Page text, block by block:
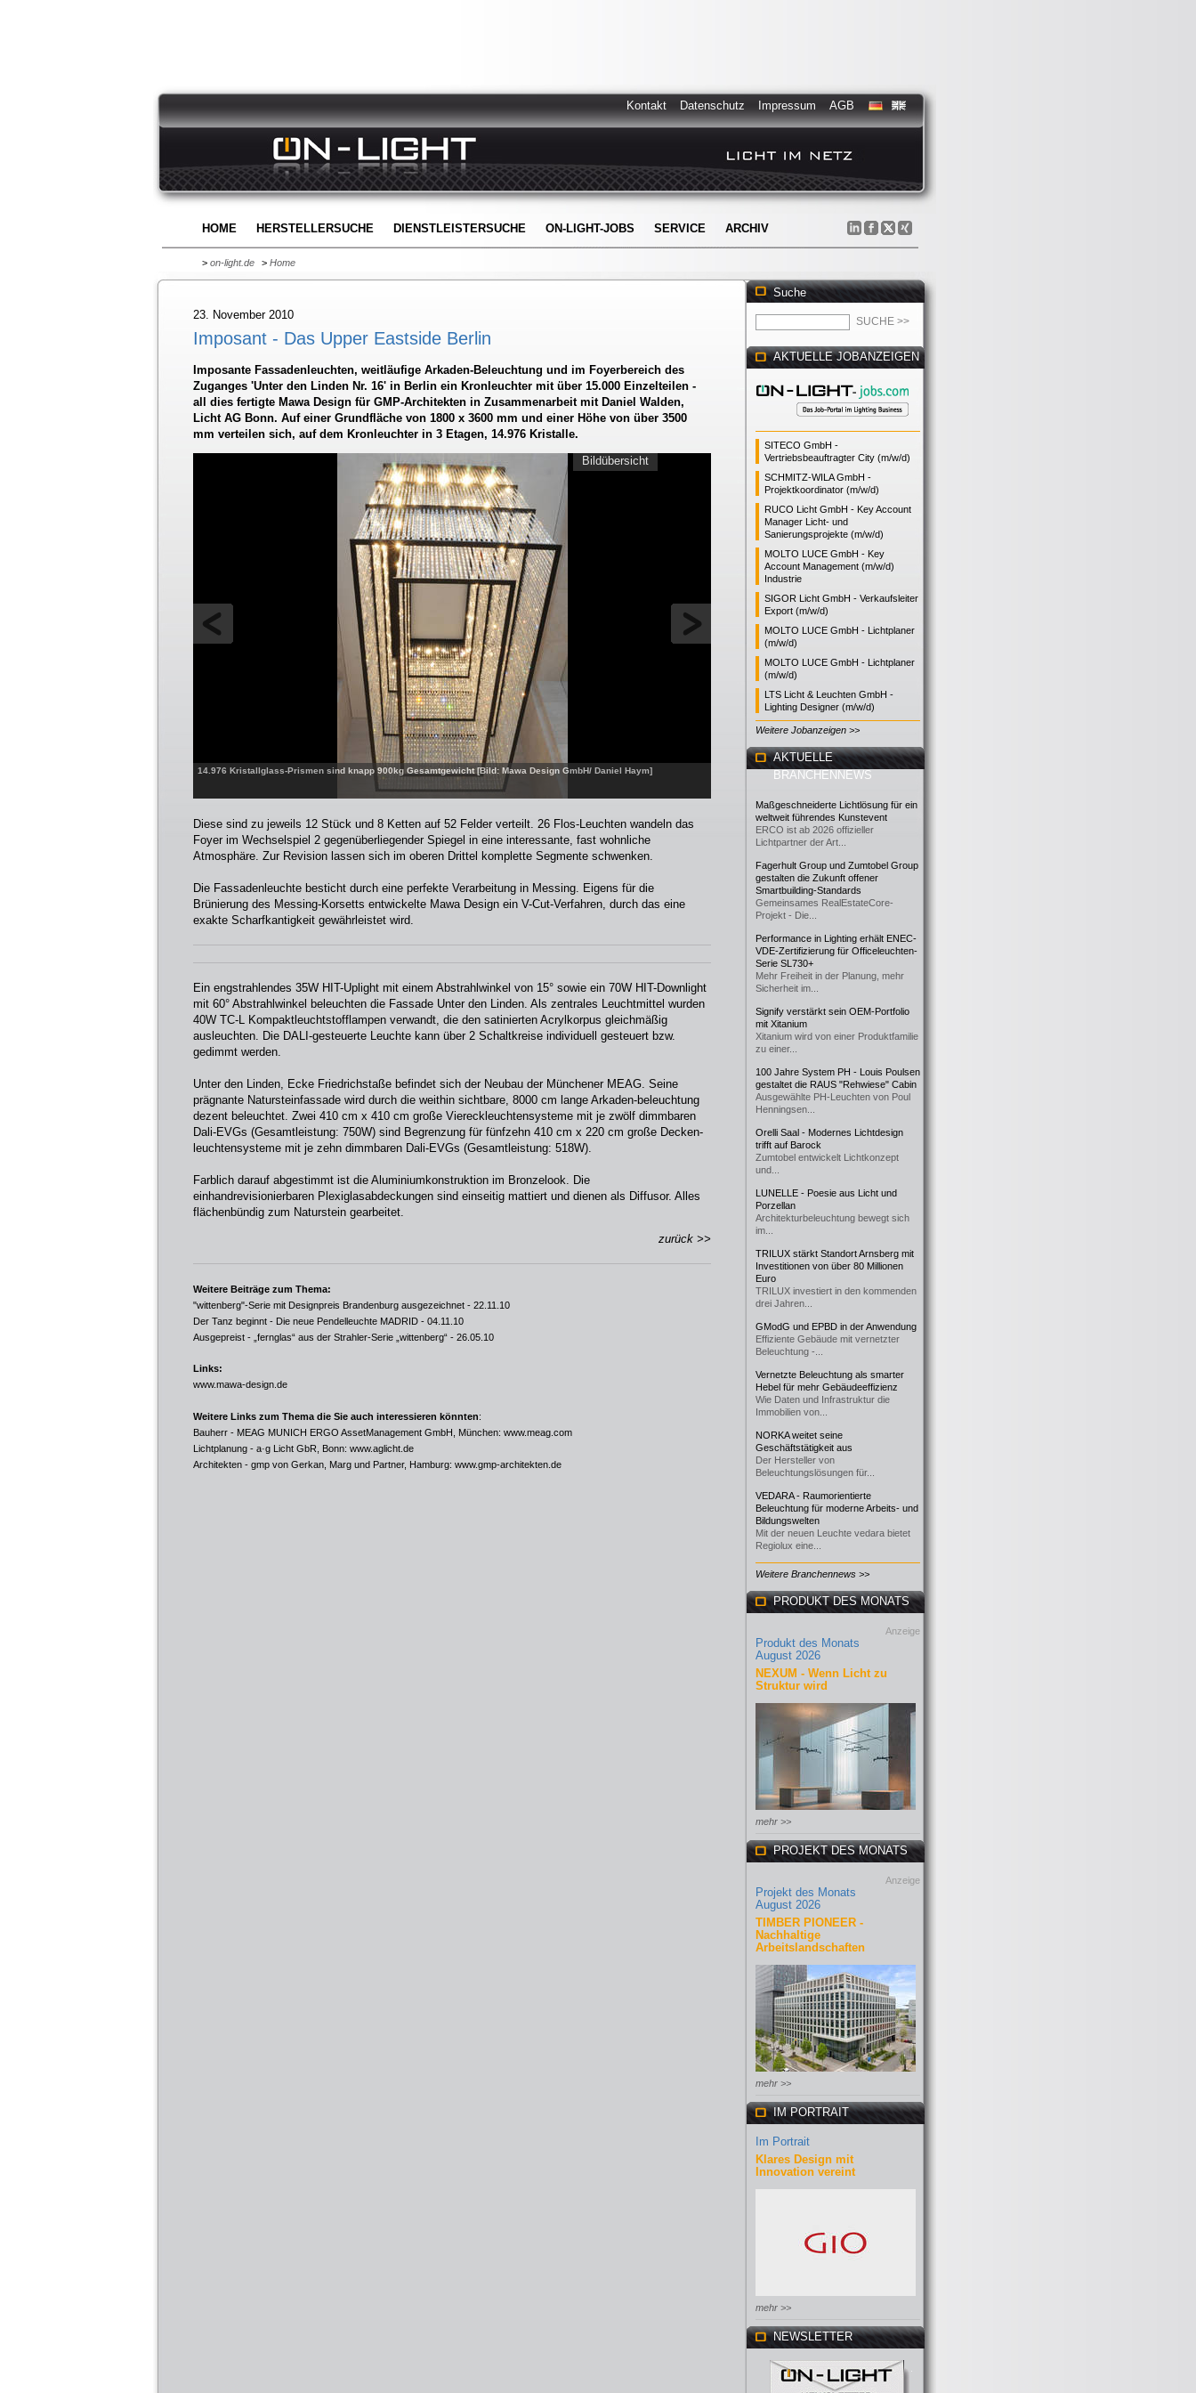
Kontakt Datenschutz Impressum AGB
HOME HERSTELLERSUCHE DIENSTLEISTERSUCHE ON-LIGHT-JOBS SERVICE ARCHIV
> on-light.de > Home
23. November 2010
Imposant - Das Upper Eastside Berlin
Imposante Fassadenleuchten, weitläufige Arkaden-Beleuchtung und im Foyerbereich des
Zuganges 'Unter den Linden Nr. 16' in Berlin ein Kronleuchter mit über 15.000 Einzelteilen -
all dies fertigte Mawa Design für GMP-Architekten in Zusammenarbeit mit Daniel Walden,
Licht AG Bonn. Auf einer Grundfläche von 1800 x 3600 mm und einer Höhe von über 3500
mm verteilen sich, auf dem Kronleuchter in 3 Etagen, 14.976 Kristalle.
14.976 Kristallglass-Prismen sind knapp 900kg Gesamtgewicht [Bild: Mawa Design GmbH/ Daniel Haym]
Bildübersicht
Diese sind zu jeweils 12 Stück und 8 Ketten auf 52 Felder verteilt. 26 Flos-Leuchten wandeln das
Foyer im Wechselspiel 2 gegenüberliegender Spiegel in eine interessante, fast wohnliche
Atmosphäre. Zur Revision lassen sich im oberen Drittel komplette Segmente schwenken.
Die Fassadenleuchte besticht durch eine perfekte Verarbeitung in Messing. Eigens für die
Brünierung des Messing-Korsetts entwickelte Mawa Design ein V-Cut-Verfahren, durch das eine
exakte Scharfkantigkeit gewährleistet wird.
Ein engstrahlendes 35W HIT-Uplight mit einem Abstrahlwinkel von 15° sowie ein 70W HIT-Downlight
mit 60° Abstrahlwinkel beleuchten die Fassade Unter den Linden. Als zentrales Leuchtmittel wurden
40W TC-L Kompaktleuchtstofflampen verwandt, die den satinierten Acrylkorpus gleichmäßig
ausleuchten. Die DALI-gesteuerte Leuchte kann über 2 Schaltkreise individuell gesteuert bzw.
gedimmt werden.
Unter den Linden, Ecke Friedrichstaße befindet sich der Neubau der Münchener MEAG. Seine
prägnante Natursteinfassade wird durch die weithin sichtbare, 8000 cm lange Arkaden-beleuchtung
dezent beleuchtet. Zwei 410 cm x 410 cm große Viereckleuchtensysteme mit je zwölf dimmbaren
Dali-EVGs (Gesamtleistung: 750W) sind Begrenzung für fünfzehn 410 cm x 220 cm große Decken-
leuchtensysteme mit je zehn dimmbaren Dali-EVGs (Gesamtleistung: 518W).
Farblich darauf abgestimmt ist die Aluminiumkonstruktion im Bronzelook. Die
einhandrevisionierbaren Plexiglasabdeckungen sind einseitig mattiert und dienen als Diffusor. Alles
flächenbündig zum Naturstein gearbeitet.
zurück >>
Weitere Beiträge zum Thema:
"wittenberg"-Serie mit Designpreis Brandenburg ausgezeichnet - 22.11.10
Der Tanz beginnt - Die neue Pendelleuchte MADRID - 04.11.10
Ausgepreist - „fernglas“ aus der Strahler-Serie „wittenberg“ - 26.05.10
Links:
www.mawa-design.de
Weitere Links zum Thema die Sie auch interessieren könnten:
Bauherr - MEAG MUNICH ERGO AssetManagement GmbH, München: www.meag.com
Lichtplanung - a·g Licht GbR, Bonn: www.aglicht.de
Architekten - gmp von Gerkan, Marg und Partner, Hamburg: www.gmp-architekten.de
Suche
AKTUELLE JOBANZEIGEN
SITECO GmbH -
Vertriebsbeauftragter City (m/w/d)
SCHMITZ-WILA GmbH -
Projektkoordinator (m/w/d)
RUCO Licht GmbH - Key Account
Manager Licht- und
Sanierungsprojekte (m/w/d)
MOLTO LUCE GmbH - Key
Account Management (m/w/d)
Industrie
SIGOR Licht GmbH - Verkaufsleiter
Export (m/w/d)
MOLTO LUCE GmbH - Lichtplaner
(m/w/d)
MOLTO LUCE GmbH - Lichtplaner
(m/w/d)
LTS Licht & Leuchten GmbH -
Lighting Designer (m/w/d)
Weitere Jobanzeigen >>
AKTUELLE
BRANCHENNEWS
Maßgeschneiderte Lichtlösung für ein
weltweit führendes Kunstevent
ERCO ist ab 2026 offizieller
Lichtpartner der Art...
Fagerhult Group und Zumtobel Group
gestalten die Zukunft offener
Smartbuilding-Standards
Gemeinsames RealEstateCore-
Projekt - Die...
Performance in Lighting erhält ENEC-
VDE-Zertifizierung für Officeleuchten-
Serie SL730+
Mehr Freiheit in der Planung, mehr
Sicherheit im...
Signify verstärkt sein OEM-Portfolio
mit Xitanium
Xitanium wird von einer Produktfamilie
zu einer...
100 Jahre System PH - Louis Poulsen
gestaltet die RAUS "Rehwiese" Cabin
Ausgewählte PH-Leuchten von Poul
Henningsen...
Orelli Saal - Modernes Lichtdesign
trifft auf Barock
Zumtobel entwickelt Lichtkonzept
und...
LUNELLE - Poesie aus Licht und
Porzellan
Architekturbeleuchtung bewegt sich
im...
TRILUX stärkt Standort Arnsberg mit
Investitionen von über 80 Millionen
Euro
TRILUX investiert in den kommenden
drei Jahren...
GModG und EPBD in der Anwendung
Effiziente Gebäude mit vernetzter
Beleuchtung -...
Vernetzte Beleuchtung als smarter
Hebel für mehr Gebäudeeffizienz
Wie Daten und Infrastruktur die
Immobilien von...
NORKA weitet seine
Geschäftstätigkeit aus
Der Hersteller von
Beleuchtungslösungen für...
VEDARA - Raumorientierte
Beleuchtung für moderne Arbeits- und
Bildungswelten
Mit der neuen Leuchte vedara bietet
Regiolux eine...
Weitere Branchennews >>
PRODUKT DES MONATS
Anzeige
Produkt des Monats
August 2026
NEXUM - Wenn Licht zu
Struktur wird
mehr >>
PROJEKT DES MONATS
Anzeige
Projekt des Monats
August 2026
TIMBER PIONEER -
Nachhaltige
Arbeitslandschaften
mehr >>
IM PORTRAIT
Im Portrait
Klares Design mit
Innovation vereint
mehr >>
NEWSLETTER